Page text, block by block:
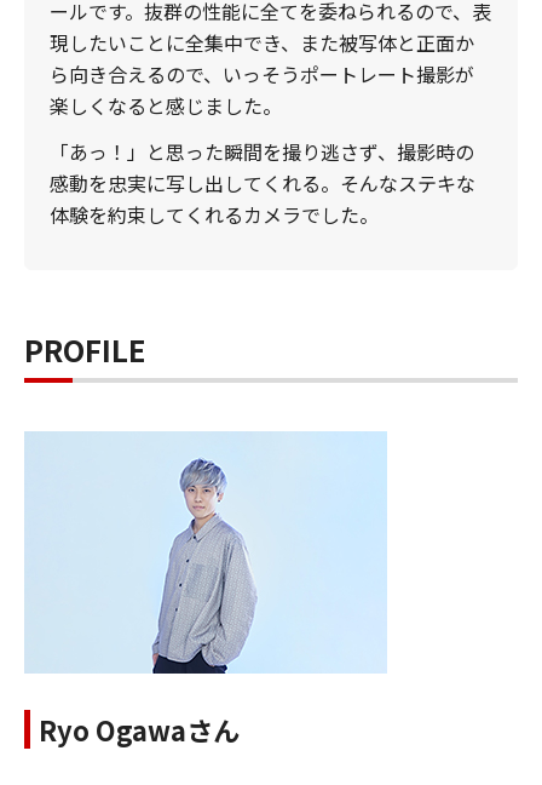
ールです。抜群の性能に全てを委ねられるので、表
現したいことに全集中でき、また被写体と正面か
ら向き合えるので、いっそうポートレート撮影が
楽しくなると感じました。
「あっ！」と思った瞬間を撮り逃さず、撮影時の
感動を忠実に写し出してくれる。そんなステキな
体験を約束してくれるカメラでした。
PROFILE
Ryo Ogawaさん